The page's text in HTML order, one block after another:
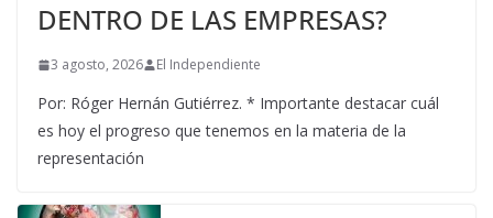
DENTRO DE LAS EMPRESAS?
3 agosto, 2026 El Independiente
Por: Róger Hernán Gutiérrez. * Importante destacar cuál
es hoy el progreso que tenemos en la materia de la
representación